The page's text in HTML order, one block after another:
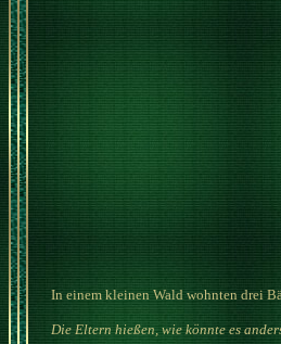
In einem kleinen Wald wohnten drei
Die Eltern hießen, wie könnte es